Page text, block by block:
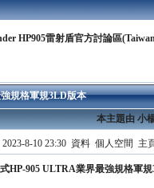
HP905雷射盾官方討論區
規格軍規3LD版本
本主題由 小
8-10 23:30 資料 個人空間 主
HP-905 ULTRA業界最強規格軍